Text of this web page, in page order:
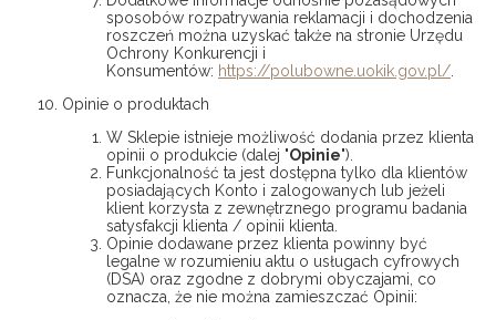
sposobów rozpatrywania reklamacji i dochodzenia
roszczeń można uzyskać także na stronie Urzędu
Ochrony Konkurencji i
Konsumentów: https://polubowne.uokik.gov.pl/
Opinie o produktach
W Sklepie istnieje możliwość dodania przez klienta
opinii o produkcie (dalej "Opinie").
Funkcjonalność ta jest dostępna tylko dla klientów
posiadających Konto i zalogowanych lub jeżeli
klient korzysta z zewnętrznego programu badania
satysfakcji klienta / opinii klienta.
Opinie dodawane przez klienta powinny być
legalne w rozumieniu aktu o usługach cyfrowych
(DSA) oraz zgodne z dobrymi obyczajami, co
oznacza, że nie można zamieszczać Opinii: